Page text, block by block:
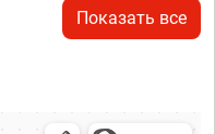
Показать все